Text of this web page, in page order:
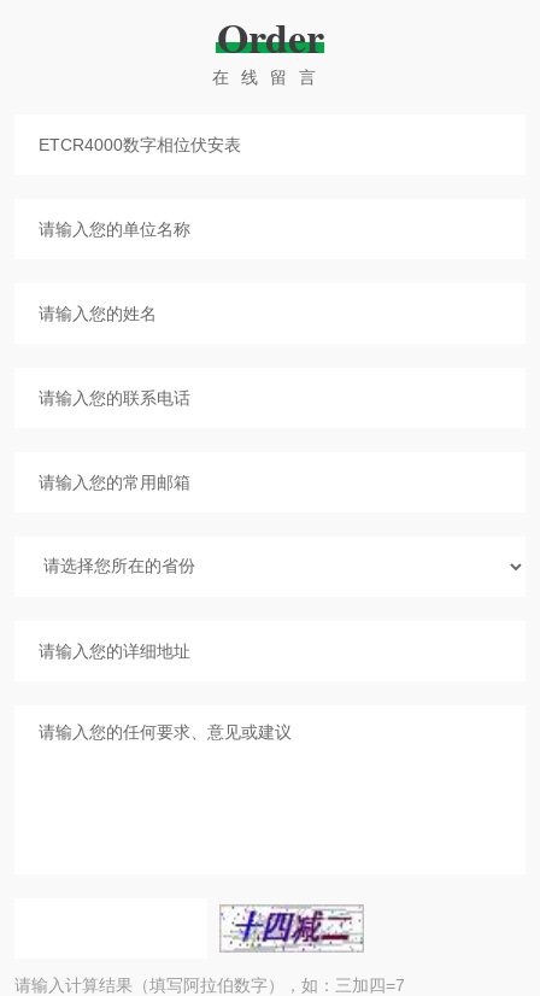
Order
在线留言
请输入计算结果（填写阿拉伯数字），如：三加四=7